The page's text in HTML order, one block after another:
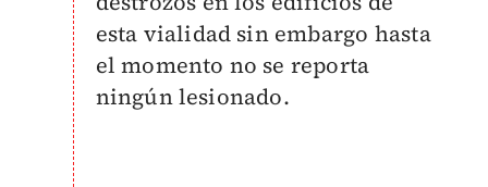
esta vialidad sin embargo hasta
el momento no se reporta
ningún lesionado.